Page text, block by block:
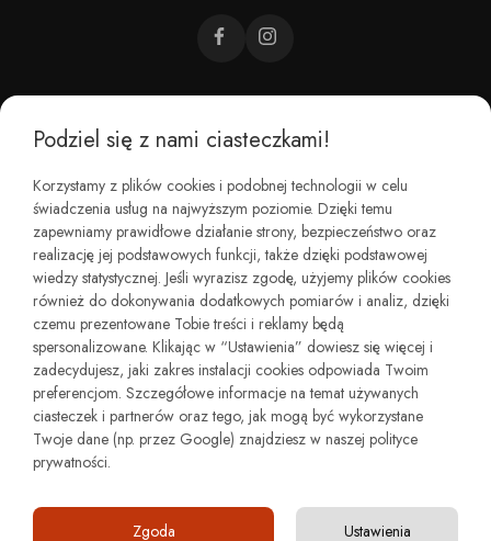
CZEMU BAREFOOT?
KIM JESTEŚMY?
REGULAMINY I ZWROTY
Podziel się z nami ciasteczkami!
Korzystamy z plików cookies i podobnej technologii w celu
świadczenia usług na najwyższym poziomie. Dzięki temu
zapewniamy prawidłowe działanie strony, bezpieczeństwo oraz
realizację jej podstawowych funkcji, także dzięki podstawowej
wiedzy statystycznej. Jeśli wyrazisz zgodę, użyjemy plików cookies
również do dokonywania dodatkowych pomiarów i analiz, dzięki
czemu prezentowane Tobie treści i reklamy będą
spersonalizowane. Klikając w “Ustawienia” dowiesz się więcej i
zadecydujesz, jaki zakres instalacji cookies odpowiada Twoim
preferencjom. Szczegółowe informacje na temat używanych
ciasteczek i partnerów oraz tego, jak mogą być wykorzystane
Twoje dane (np. przez Google) znajdziesz w naszej polityce
prywatności.
Zgoda Ustawienia
4.91